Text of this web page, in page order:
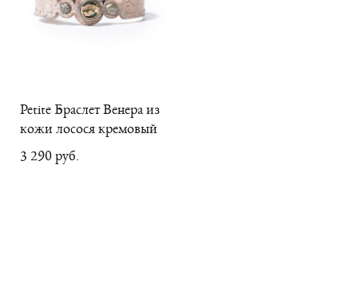
Petite Браслет Венера из
кожи лосося кремовый
3 290 pуб.